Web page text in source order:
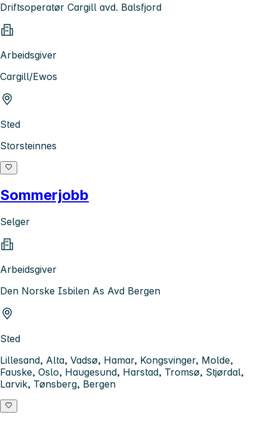
Driftsoperatør Cargill avd. Balsfjord
Arbeidsgiver
Cargill/Ewos
Sted
Storsteinnes
Sommerjobb
Selger
Arbeidsgiver
Den Norske Isbilen As Avd Bergen
Sted
Lillesand, Alta, Vadsø, Hamar, Kongsvinger, Molde,
Fauske, Oslo, Haugesund, Harstad, Tromsø, Stjørdal,
Larvik, Tønsberg, Bergen